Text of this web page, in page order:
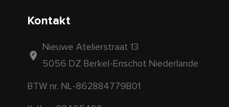
Kontakt
Nieuwe Atelierstraat 13
5056 DZ Berkel-Enschot Niederlande
BTW nr. NL-862884779B01